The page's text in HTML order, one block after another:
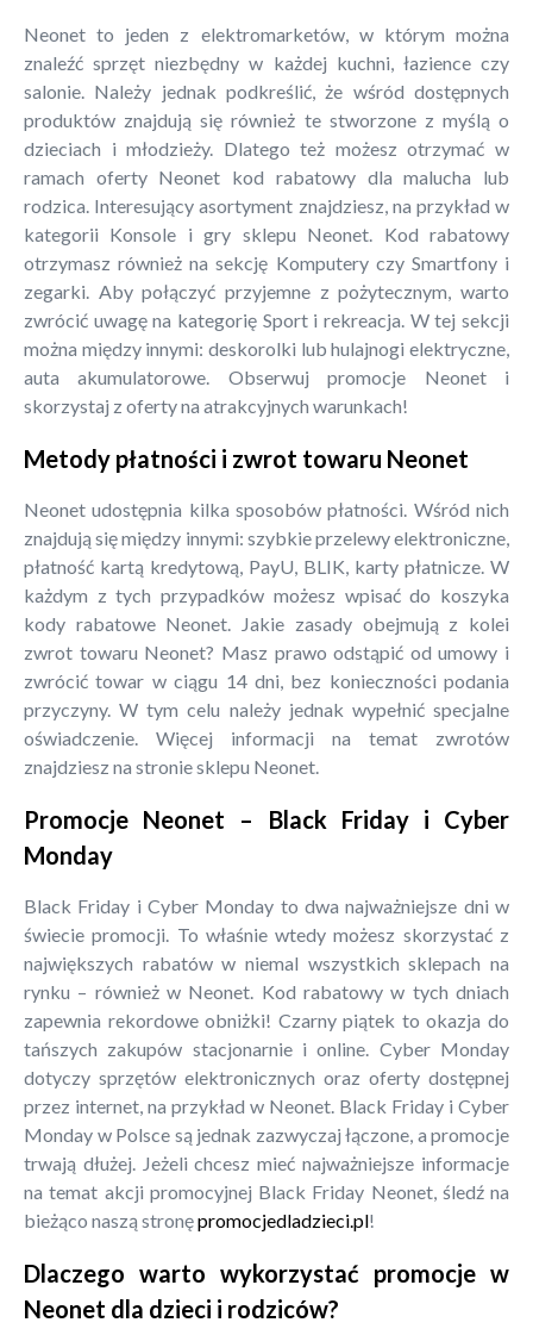
Neonet to jeden z elektromarketów, w którym można
znaleźć sprzęt niezbędny w każdej kuchni, łazience czy
salonie. Należy jednak podkreślić, że wśród dostępnych
produktów znajdują się również te stworzone z myślą o
dzieciach i młodzieży. Dlatego też możesz otrzymać w
ramach oferty Neonet kod rabatowy dla malucha lub
rodzica. Interesujący asortyment znajdziesz, na przykład w
kategorii Konsole i gry sklepu Neonet. Kod rabatowy
otrzymasz również na sekcję Komputery czy Smartfony i
zegarki. Aby połączyć przyjemne z pożytecznym, warto
zwrócić uwagę na kategorię Sport i rekreacja. W tej sekcji
można między innymi: deskorolki lub hulajnogi elektryczne,
auta akumulatorowe. Obserwuj promocje Neonet i
skorzystaj z oferty na atrakcyjnych warunkach!
Metody płatności i zwrot towaru Neonet
Neonet udostępnia kilka sposobów płatności. Wśród nich
znajdują się między innymi: szybkie przelewy elektroniczne,
płatność kartą kredytową, PayU, BLIK, karty płatnicze. W
każdym z tych przypadków możesz wpisać do koszyka
kody rabatowe Neonet. Jakie zasady obejmują z kolei
zwrot towaru Neonet? Masz prawo odstąpić od umowy i
zwrócić towar w ciągu 14 dni, bez konieczności podania
przyczyny. W tym celu należy jednak wypełnić specjalne
oświadczenie. Więcej informacji na temat zwrotów
znajdziesz na stronie sklepu Neonet.
Promocje Neonet – Black Friday i Cyber
Monday
Black Friday i Cyber Monday to dwa najważniejsze dni w
świecie promocji. To właśnie wtedy możesz skorzystać z
największych rabatów w niemal wszystkich sklepach na
rynku – również w Neonet. Kod rabatowy w tych dniach
zapewnia rekordowe obniżki! Czarny piątek to okazja do
tańszych zakupów stacjonarnie i online. Cyber Monday
dotyczy sprzętów elektronicznych oraz oferty dostępnej
przez internet, na przykład w Neonet. Black Friday i Cyber
Monday w Polsce są jednak zazwyczaj łączone, a promocje
trwają dłużej. Jeżeli chcesz mieć najważniejsze informacje
na temat akcji promocyjnej Black Friday Neonet, śledź na
bieżąco naszą stronępromocjedladzieci.pl!
Dlaczego warto wykorzystać promocje w
Neonet dla dzieci i rodziców?